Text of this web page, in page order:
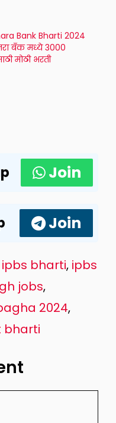
Bank Bharti 2024
बँक मध्ये 3000
मोठी भरती
Join
Join
ipbs bharti, ipbs
jobs,
2024,
bharti